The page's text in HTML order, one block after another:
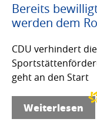
Bereits
werden dem
CDU verhindert
geht an den Start
Weiterlesen